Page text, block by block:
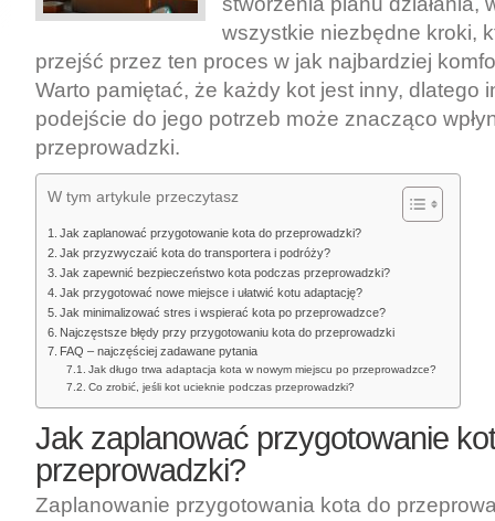
od
planowania
po
adaptację
w
domu
wszystkie niezbędne kroki,
przejść przez ten proces w jak najbardziej
Warto pamiętać, że każdy kot jest inny, dlatego
podejście do jego potrzeb może znacząco
przeprowadzki.
W tym artykule przeczytasz
Jak zaplanować przygotowanie kota do przeprowadzki?
Jak przyzwyczaić kota do transportera i podróży?
Jak zapewnić bezpieczeństwo kota podczas przeprowadzki?
Jak przygotować nowe miejsce i ułatwić kotu adaptację?
Jak minimalizować stres i wspierać kota po przeprowadzce?
Najczęstsze błędy przy przygotowaniu kota do przeprowadzki
FAQ – najczęściej zadawane pytania
Jak długo trwa adaptacja kota w nowym miejscu po przeprowadzce?
Co zrobić, jeśli kot ucieknie podczas przeprowadzki?
Jak zaplanować przygotowanie
przeprowadzki?
Zaplanowanie przygotowania kota do